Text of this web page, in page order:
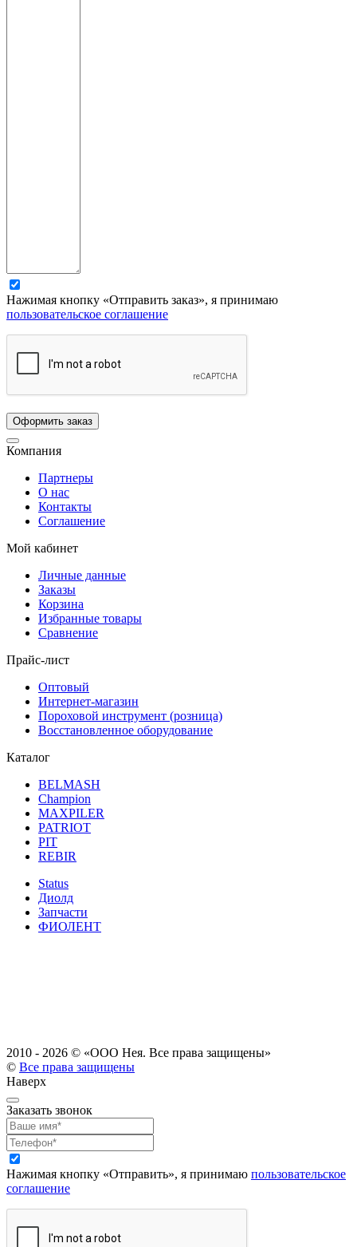
Нажимая кнопку «Отправить заказ», я принимаю
пользовательское соглашение
Компания
Партнеры
О нас
Контакты
Соглашение
Мой кабинет
Личные данные
Заказы
Корзина
Избранные товары
Сравнение
Прайс-лист
Оптовый
Интернет-магазин
Пороховой инструмент (розница)
Восстановленное оборудование
Каталог
BELMASH
Champion
MAXPILER
PATRIOT
PIT
REBIR
Status
Диолд
Запчасти
ФИОЛЕНТ
2010 - 2026 © «ООО Нея. Все права защищены»
© Все права защищены
Наверх
Заказать звонок
Нажимая кнопку «Отправить», я принимаю пользовательское
соглашение